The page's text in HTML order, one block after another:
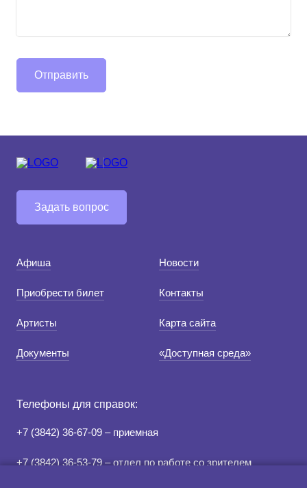
Отправить
Задать вопрос
Телефоны для справок:
+7 (3842) 36-67-09 – приемная
+7 (3842) 36-53-79 – отдел по работе со зрителем
Афиша
Приобрести билет
Артисты
Документы
Новости
Контакты
Карта сайта
«Доступная среда»